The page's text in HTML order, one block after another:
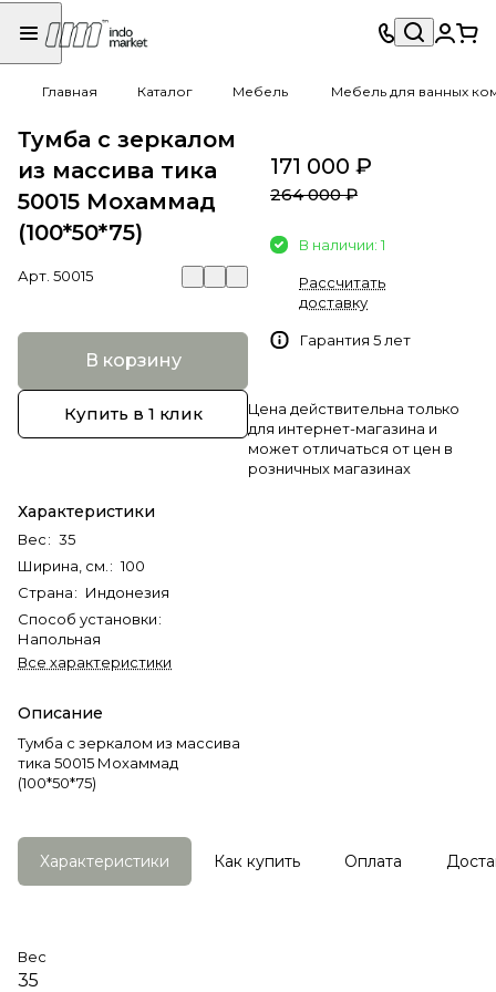
Главная Каталог Мебель Мебель для ванных
Тумба с зеркалом
из массива тика
50015 Мохаммад
(100*50*75)
Арт. 50015
В корзину
Купить в 1 клик
Характеристики
Вес: 35
Ширина, см. : 100
Страна: Индонезия
Способ установки:
Напольная
Все характеристики
Описание
Тумба с зеркалом из массива
тика 50015 Мохаммад
(100*50*75)
171 000 ₽
264 000 ₽
В наличии: 1
Рассчитать
доставку
Гарантия 5 лет
Цена действительна только
для интернет-магазина и
может отличаться от цен в
розничных магазинах
Характеристики Как купить Оплата
Вес
35